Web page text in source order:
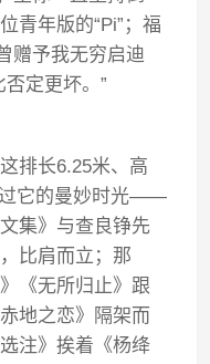
青年版的“Pi” ；福
赠予我无穷启迪
否定更坏。”
排长6.25米、高
它的曼妙时光——
集》与查良铮先
比肩而立；那
《无所归止》跟
地之恋》隔架而
注》挨着《杨绛